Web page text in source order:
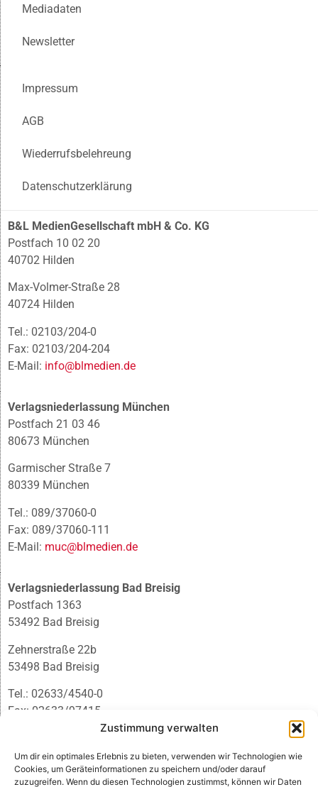
Zustimmung verwalten
Um dir ein optimales Erlebnis zu bieten, verwenden wir Technologien wie
Cookies, um Geräteinformationen zu speichern und/oder darauf
zuzugreifen. Wenn du diesen Technologien zustimmst, können wir Daten
Mediadaten
Newsletter
Impressum
AGB
Wiederrufsbelehreung
Datenschutzerklärung
B&L MedienGesellschaft mbH & Co. KG
Postfach 10 02 20
40702 Hilden
Max-Volmer-Straße 28
40724 Hilden
Tel.: 02103/204-0
Fax: 02103/204-204
E-Mail: info@blmedien.de
Verlagsniederlassung München
Postfach 21 03 46
80673 München
Garmischer Straße 7
80339 München
Tel.: 089/37060-0
Fax: 089/37060-111
E-Mail: muc@blmedien.de
Verlagsniederlassung Bad Breisig
Postfach 1363
53492 Bad Breisig
Zehnerstraße 22b
53498 Bad Breisig
Tel.: 02633/4540-0
Fax: 02633/97415
infobb@blmedien.de